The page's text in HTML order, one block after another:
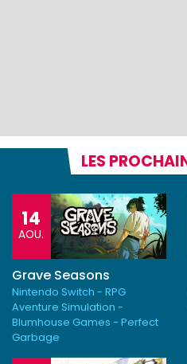
LES
14
AOU.
Grave Seasons
Nintendo Switch - RPG
Aventure Simulation -
Blumhouse Games - Perfect
Garbage